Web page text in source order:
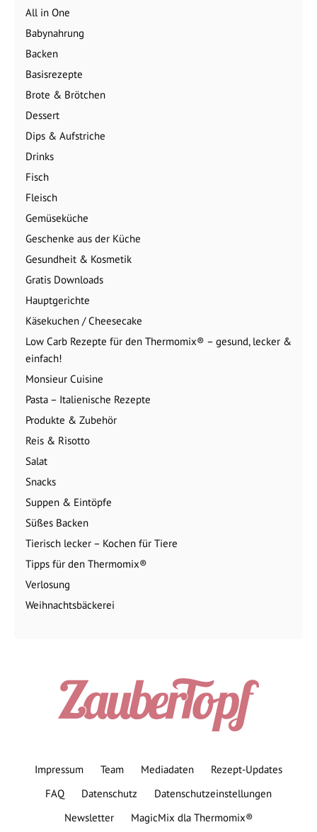
All in One
Babynahrung
Backen
Basisrezepte
Brote & Brötchen
Dessert
Dips & Aufstriche
Drinks
Fisch
Fleisch
Gemüseküche
Geschenke aus der Küche
Gesundheit & Kosmetik
Gratis Downloads
Hauptgerichte
Käsekuchen / Cheesecake
Low Carb Rezepte für den Thermomix® – gesund, lecker &
einfach!
Monsieur Cuisine
Pasta – Italienische Rezepte
Produkte & Zubehör
Reis & Risotto
Salat
Snacks
Suppen & Eintöpfe
Süßes Backen
Tierisch lecker – Kochen für Tiere
Tipps für den Thermomix®
Verlosung
Weihnachtsbäckerei
Impressum Team Mediadaten
Rezept-Updates
FAQ
Datenschutz
Datenschutzeinstellungen
Newsletter
MagicMix dla Thermomix®